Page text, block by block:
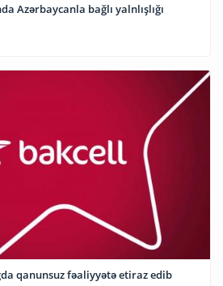
Azərbaycanla bağlı yalnlışlığı
qanunsuz fəaliyyətə etiraz edib